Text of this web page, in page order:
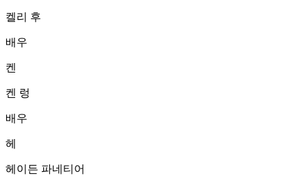
켈리 후
배우
켄
켄 렁
배우
헤
헤이든 파네티어